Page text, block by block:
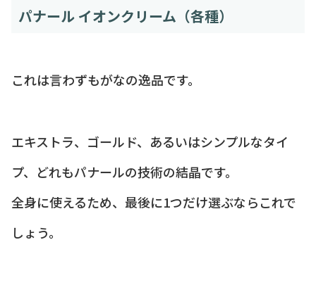
パナール イオンクリーム（各種）
これは言わずもがなの逸品です。
エキストラ、ゴールド、あるいはシンプルなタイ
プ、どれもパナールの技術の結晶です。
全身に使えるため、最後に1つだけ選ぶならこれで
しょう。